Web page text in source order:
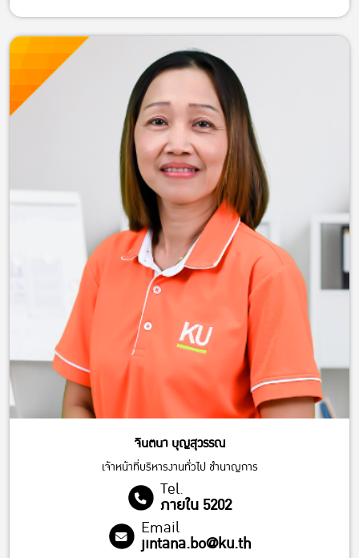
จินตนา บุญสุวรรณ
เจ้าหน้าที่บริหารงานทั่วไป ชำนาญการ
Tel.
ภายใน 5202
Email
jintana.bo@ku.th